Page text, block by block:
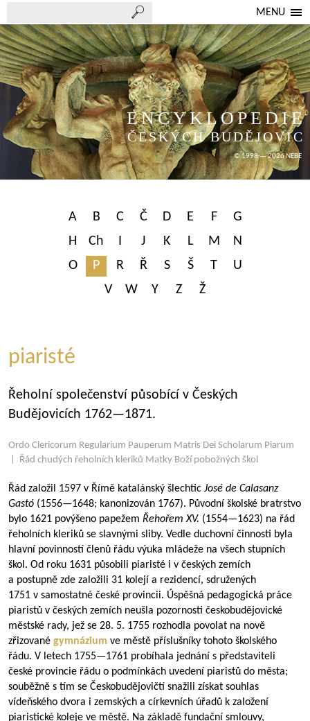
MENU
ENCYKLOPEDIE
ČESKÝCH BUDĚJOVIC
© 1998 — 2026 NEBE
A B C Č D E F
G
H
Ch I J K L M
N
O
P R Ř S Š T
U
V
W Y Z Ž
piaristé
Řeholní společenství působící v Českých
Budějovicích 1762—1871.
Ordo Clericorum Regularium Pauperum Matris Dei Scholarum Piarum
| Řád chudých řeholních kleriků Matky Boží pobožných škol
Řád založil 1597 v Římě katalánský šlechtic José de Calasanz
Gastó (1556—1648; kanonizován 1767). Původní školské bratrstvo
bylo 1621 povýšeno papežem Řehořem XV. (1554—1623) na řád
řeholních kleriků se slavnými sliby. Vedle duchovní činnosti byla
hlavní povinností členů řádu výuka mládeže na všech stupních
škol. Od roku 1631 působili piaristé i v českých zemích
a postupně zde založili 31 kolejí a rezidencí, sdružených
1751 v samostatné české provincii. Úspěšná pedagogická práce
piaristů v českých zemích neušla pozornosti českobudějovické
městské rady, jež se 28. 5. 1755 rozhodla povolat na nově
zřizované gymnázium ve městě příslušníky tohoto školského
řádu. V letech 1755—1761 probíhala jednání s představiteli
české provincie řádu o podmínkách uvedení piaristů do města;
souběžně s tím se Českobudějovičtí snažili získat souhlas
vídeňského dvora i zemských a církevních úřadů k založení
piaristické koleje ve městě. Na základě fundační smlouvy,